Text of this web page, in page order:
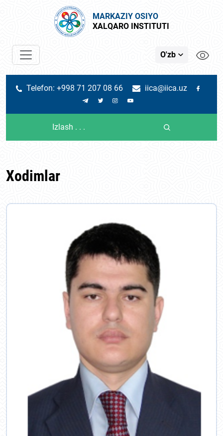
MARKAZIY OSIYO
XALQARO INSTITUTI
O'zb
Telefon: +998 71 207 08 66 iica@iica.uz
Xodimlar